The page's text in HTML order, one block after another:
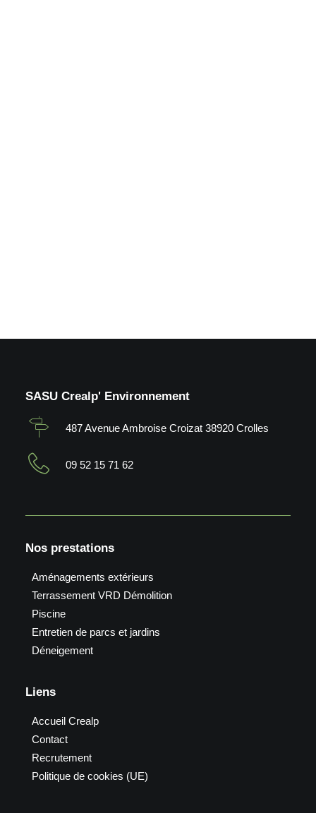
SASU Crealp' Environnement
487 Avenue Ambroise Croizat 38920 Crolles
09 52 15 71 62
Nos prestations
Aménagements extérieurs
Terrassement VRD Démolition
Piscine
Entretien de parcs et jardins
Déneigement
Liens
Accueil Crealp
Contact
Recrutement
Politique de cookies (UE)